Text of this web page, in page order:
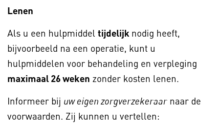
Lenen
Als u een hulpmiddel tijdelijk nodig heeft,
bijvoorbeeld na een operatie, kunt u
hulpmiddelen voor behandeling en verpleging
maximaal 26 weken zonder kosten lenen.
Informeer bij uw eigen zorgverzekeraar naar de
voorwaarden. Zij kunnen u vertellen: